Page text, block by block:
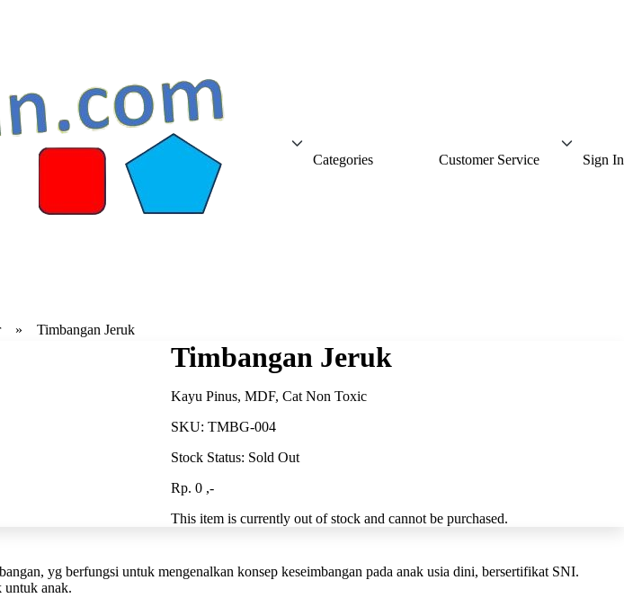
Categories Customer Service Sign In
Timbangan Jeruk
Timbangan Jeruk
Kayu Pinus, MDF, Cat Non Toxic
SKU: TMBG-004
Stock Status: Sold Out
Rp. 0 ,-
This item is currently out of stock and cannot be purchased.
yg berfungsi untuk mengenalkan konsep keseimbangan pada anak usia dini, bersertifikat SNI.
untuk anak.